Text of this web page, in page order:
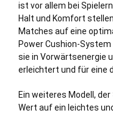
ist vor allem bei
Halt und Komfort
Matches auf eine
Power Cushion-
sie in Vorwärtsenergie
erleichtert und für eine
Ein weiteres Modell, der
Wert auf ein leichtes